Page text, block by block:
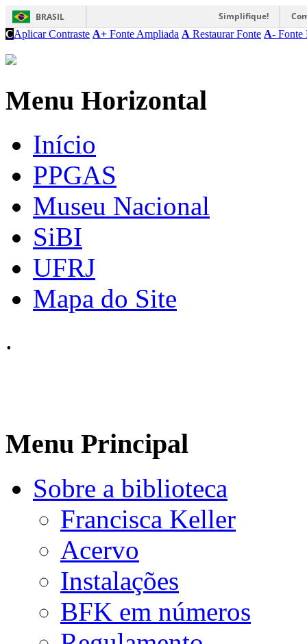
BRASIL Simplifique!
CAplicar Contraste A+ Fonte Ampliada A Restaurar Fonte A- Fonte
Menu Horizontal
Início
PPGAS
Museu Nacional
SiBI
UFRJ
Mapa do Site
.
Menu Principal
Sobre a biblioteca
Francisca Keller
Acervo
Instalações
BFK em números